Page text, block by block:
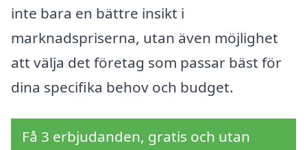
inte bara en bättre insikt i
marknadspriserna, utan även möjlighet
att välja det företag som passar bäst för
dina specifika behov och budget.
Få 3 erbjudanden, gratis och utan